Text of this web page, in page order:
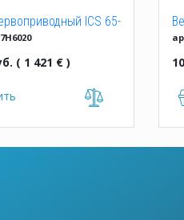
ICS 65-
( 1 421 € )